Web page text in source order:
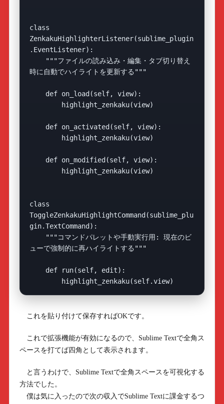
class
ZenkakuHighlighterListener(sublime_plugin
.EventListener):
時に自動でハイライトを更新する"""
class
ToggleZenkakuHighlightCommand(sublime_plu
gin.TextCommand):
ューで強制的に再ハイライトする"""
これを貼り付けて保存すればOKです。
これで拡張機能が有効になるので、Sublime Textで全角ス
ペースを打てば四角として表示されます。
と言うわけで、Sublime Textで全角スペースを可視化する
方法でした。
僕は気に入ったので次の収入でSublime Textに課金するつ